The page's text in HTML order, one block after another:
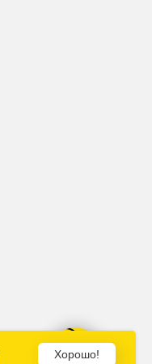
Хорошо!